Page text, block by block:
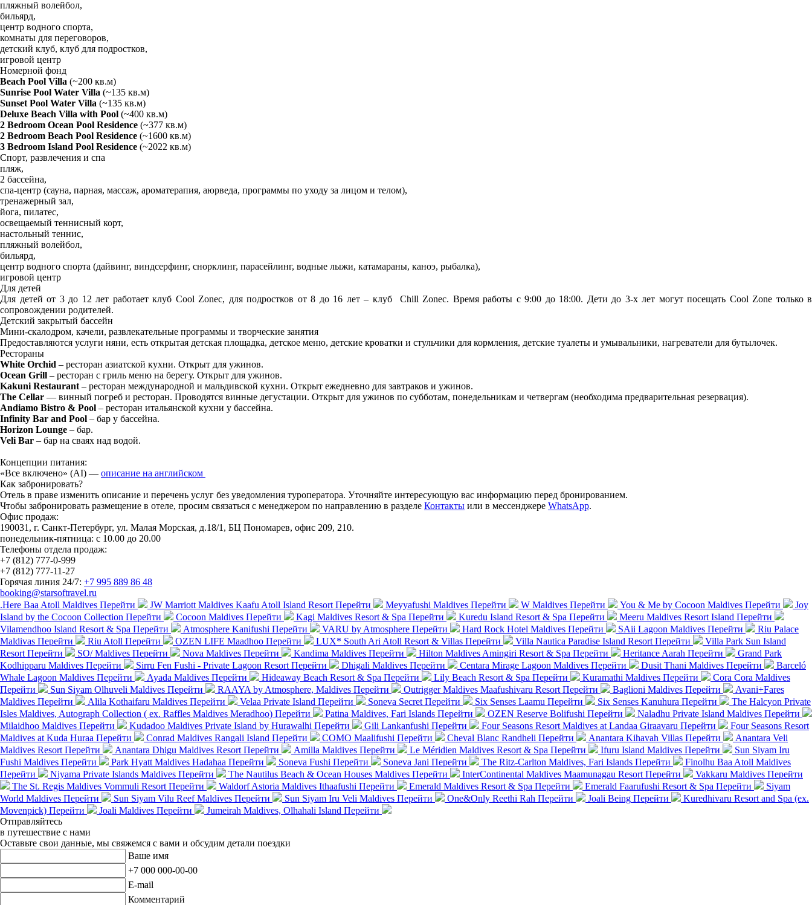
пляжный волейбол,
бильярд,
центр водного спорта,
комнаты для переговоров,
детский клуб, клуб для подростков,
игровой центр
Номерной фонд
Beach Pool Villa (~200 кв.м)
Sunrise Pool Water Villa (~135 кв.м)
Sunset Pool Water Villa (~135 кв.м)
Deluxe Beach Villa with Pool (~400 кв.м)
2 Bedroom Ocean Pool Residence (~377 кв.м)
2 Bedroom Beach Pool Residence (~1600 кв.м)
3 Bedroom Island Pool Residence (~2022 кв.м)
Спорт, развлечения и спа
пляж,
2 бассейна,
спа-центр (сауна, парная, массаж, ароматерапия, аюрведа, программы по уходу за лицом и телом),
тренажерный зал,
йога, пилатес,
освещаемый теннисный корт,
настольный теннис,
пляжный волейбол,
бильярд,
центр водного спорта (дайвинг, виндсерфинг, снорклинг, парасейлинг, водные лыжи, катамараны, каноэ, рыбалка),
игровой центр
Для детей
Для детей от 3 до 12 лет работает клуб Cool Zoneс, для подростков от 8 до 16 лет – клуб Chill Zoneс. Время работы с 9:00 до 18:00. Дети до 3-х лет могут посещать Cool Zone только в
сопровождении родителей.
Детский закрытый бассейн
Мини-скалодром, качели, развлекательные программы и творческие занятия
Предоставляются услуги няни, есть открытая детская площадка, детское меню, детские кроватки и стульчики для кормления, детские туалеты и умывальники, нагреватели для бутылочек.
Рестораны
White Orchid – ресторан азиатской кухни. Открыт для ужинов.
Ocean Grill – ресторан с гриль меню на берегу. Открыт для ужинов.
Kakuni Restaurant – ресторан международной и мальдивской кухни. Открыт ежедневно для завтраков и ужинов.
The Cellar — винный погреб и ресторан. Проводятся винные дегустации. Открыт для ужинов по субботам, понедельникам и четвергам (необходима предварительная резервация).
Andiamo Bistro & Pool – ресторан итальянской кухни у бассейна.
Infinity Bar and Pool – бар у бассейна.
Horizon Lounge – бар.
Veli Bar – бар на сваях над водой.
Концепции питания:
«Все включено» (AI) — описание на английском
Как забронировать?
Отель в праве изменить описание и перечень услуг без уведомления туроператора. Уточняйте интересующую вас информацию перед бронированием.
Чтобы забронировать размещение в отеле, просим связаться с менеджером по направлению в разделе Контакты или в мессенджере WhatsApp.
Офис продаж:
190031, г. Санкт-Петербург, ул. Малая Морская, д.18/1, БЦ Пономарев, офис 209, 210.
понедельник-пятница: с 10.00 до 20.00
Телефоны отдела продаж:
+7 (812) 777-0-999
+7 (812) 777-11-27
Горячая линия 24/7: +7 995 889 86 48
booking@starsoftravel.ru
.Here Baa Atoll Maldives Перейти JW Marriott Maldives Kaafu Atoll Island Resort Перейти Meyyafushi Maldives Перейти W Maldives Перейти You & Me by Cocoon Maldives Перейти
Joy
Island by the Cocoon Collection Перейти Cocoon Maldives Перейти Kagi Maldives Resort & Spa Перейти Kuredu Island Resort & Spa Перейти Meeru Maldives Resort Island Перейти
Vilamendhoo Island Resort & Spa Перейти Atmosphere Kanifushi Перейти VARU by Atmosphere Перейти Hard Rock Hotel Maldives Перейти SAii Lagoon Maldives Перейти
Riu Palace
Maldivas Перейти Riu Atoll Перейти OZEN LIFE Maadhoo Перейти LUX* South Ari Atoll Resort & Villas Перейти Villa Nautica Paradise Island Resort Перейти
Villa Park Sun Island
Resort Перейти SO/ Maldives Перейти Nova Maldives Перейти Kandima Maldives Перейти Hilton Maldives Amingiri Resort & Spa Перейти Heritance Aarah Перейти
Grand Park
Kodhipparu Maldives Перейти Sirru Fen Fushi - Private Lagoon Resort Перейти Dhigali Maldives Перейти Centara Mirage Lagoon Maldives Перейти Dusit Thani Maldives Перейти
Barceló
Whale Lagoon Maldives Перейти Ayada Maldives Перейти Hideaway Beach Resort & Spa Перейти Lily Beach Resort & Spa Перейти Kuramathi Maldives Перейти
Cora Cora Maldives
Перейти
Sun Siyam Olhuveli Maldives Перейти RAAYA by Atmosphere, Maldives Перейти Outrigger Maldives Maafushivaru Resort Перейти Baglioni Maldives Перейти
Avani+Fares
Maldives Перейти Alila Kothaifaru Maldives Перейти Velaa Private Island Перейти Soneva Secret Перейти Six Senses Laamu Перейти Six Senses Kanuhura Перейти
The Halcyon Private
Isles Maldives, Autograph Collection ( ex. Raffles Maldives Meradhoo) Перейти Patina Maldives, Fari Islands Перейти OZEN Reserve Bolifushi Перейти Naladhu Private Island Maldives Перейти
Milaidhoo Maldives Перейти Kudadoo Maldives Private Island by Hurawalhi Перейти Gili Lankanfushi Перейти Four Seasons Resort Maldives at Landaa Giraavaru Перейти
Four Seasons Resort
Maldives at Kuda Huraa Перейти Conrad Maldives Rangali Island Перейти COMO Maalifushi Перейти Cheval Blanc Randheli Перейти Anantara Kihavah Villas Перейти
Anantara Veli
Maldives Resort Перейти Anantara Dhigu Maldives Resort Перейти Amilla Maldives Перейти Le Méridien Maldives Resort & Spa Перейти Ifuru Island Maldives Перейти
Sun Siyam Iru
Fushi Maldives Перейти Park Hyatt Maldives Hadahaa Перейти Soneva Fushi Перейти Soneva Jani Перейти The Ritz-Carlton Maldives, Fari Islands Перейти
Finolhu Baa Atoll Maldives
Перейти
Niyama Private Islands Maldives Перейти The Nautilus Beach & Ocean Houses Maldives Перейти InterContinental Maldives Maamunagau Resort Перейти Vakkaru Maldives Перейти
The St. Regis Maldives Vommuli Resort Перейти Waldorf Astoria Maldives Ithaafushi Перейти Emerald Maldives Resort & Spa Перейти Emerald Faarufushi Resort & Spa Перейти
Siyam
World Maldives Перейти Sun Siyam Vilu Reef Maldives Перейти Sun Siyam Iru Veli Maldives Перейти One&Only Reethi Rah Перейти Joali Being Перейти
Kuredhivaru Resort and Spa (ex.
Movenpick) Перейти Joali Maldives Перейти Jumeirah Maldives, Olhahali Island Перейти
Отправляйтесь
в путешествие с нами
Оставьте свои данные, мы свяжемся с вами и обсудим детали поездки
Ваше имя
+7 000 000-00-00
E-mail
Комментарий